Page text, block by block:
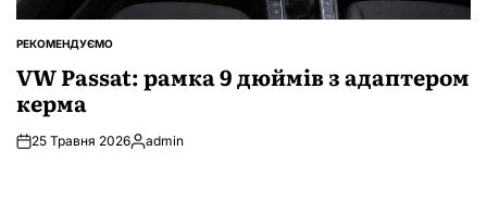
ОПУБЛІКУВАТИ
РЕКОМЕНДУЄМО
VW Passat: рамка 9 дюймів з адаптером
керма
25 Травня 2026Опубліковано
admin